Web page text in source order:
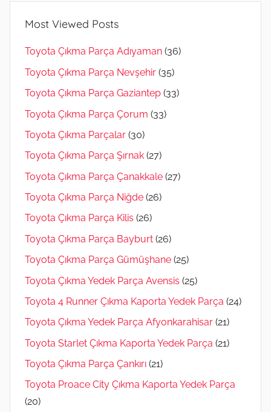
Most Viewed Posts
Toyota Çıkma Parça Adıyaman (36)
Toyota Çıkma Parça Nevşehir (35)
Toyota Çıkma Parça Gaziantep (33)
Toyota Çıkma Parça Çorum (33)
Toyota Çıkma Parçalar (30)
Toyota Çıkma Parça Şırnak (27)
Toyota Çıkma Parça Çanakkale (27)
Toyota Çıkma Parça Niğde (26)
Toyota Çıkma Parça Kilis (26)
Toyota Çıkma Parça Bayburt (26)
Toyota Çıkma Parça Gümüşhane (25)
Toyota Çıkma Yedek Parça Avensis (25)
Toyota 4 Runner Çıkma Kaporta Yedek Parça (24)
Toyota Çıkma Yedek Parça Afyonkarahisar (21)
Toyota Starlet Çıkma Kaporta Yedek Parça (21)
Toyota Çıkma Parça Çankırı (21)
Toyota Proace City Çıkma Kaporta Yedek Parça
(20)